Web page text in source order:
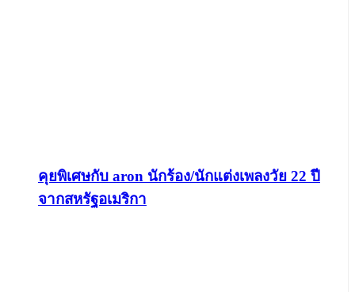
คุยพิเศษกับ aron นักร้อง/นักแต่งเพลงวัย 22 ปี
จากสหรัฐอเมริกา